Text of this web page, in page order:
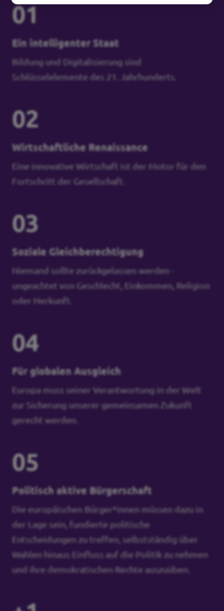
01
Ein intelligenter Staat
Bildung und Digitalisierung sind
Schlüsselelemente des 21. Jahrhunderts.
02
Wirtschaftliche Renaissance
Eine innovative Wirtschaft ist der Motor für den
Fortschritt der Gesellschaft.
03
Soziale Gleichberechtigung
Niemand sollte zurückgelassen werden -
ungeachtet von Geschlecht, Einkommen, Religion
oder Herkunft.
04
Für globalen Ausgleich
Europa muss seiner Verantwortung in der Welt
zur Sicherung unserer gemeinsamen Zukunft
gerecht werden.
05
Politisch aktive Bürgerschaft
Die europäischen Bürger*innen müssen dazu in
der Lage sein, fundierte politische
Entscheidungen zu treffen, selbstständig über
Wahlen hinaus Einfluss auf die Politik zu nehmen
und ihre demokratischen Rechte auszuüben.